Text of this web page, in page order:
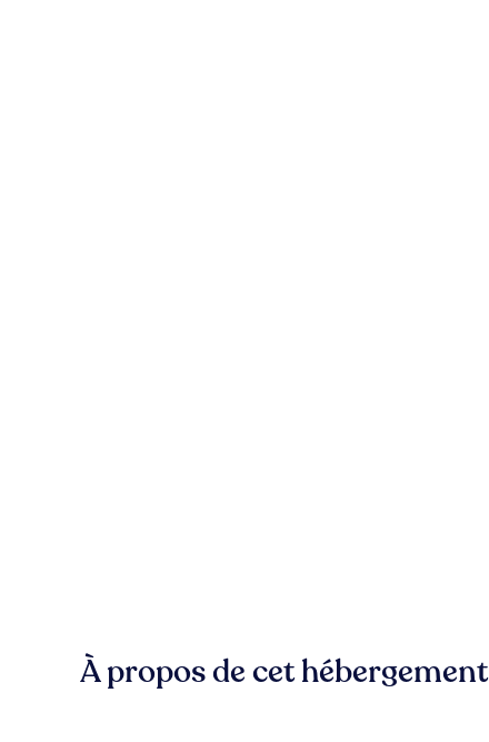
À propos de cet hébergement